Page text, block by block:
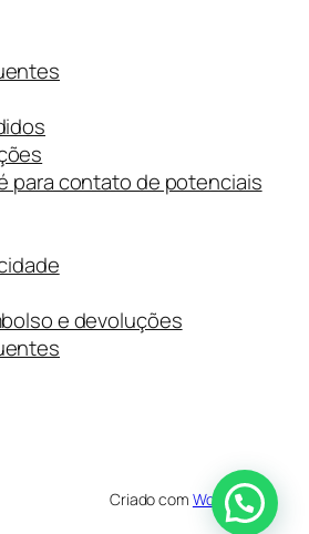
para contato de potenciais
e devoluções
Criado com WordPress